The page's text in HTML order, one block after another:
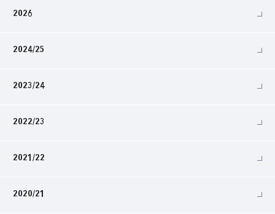
2026
2024/25
2023/24
2022/23
2021/22
2020/21